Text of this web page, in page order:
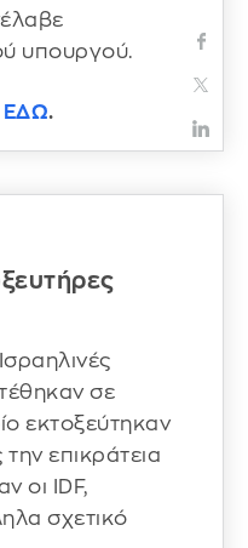
υπουργού.
ΕΔΩ.
σε
εκτοξεύτηκαν
επικράτεια
οι IDF,
σχετικό